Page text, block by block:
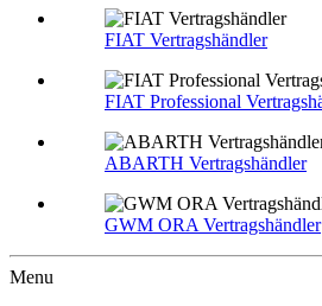
FIAT Vertragshändler
FIAT Professional
ABARTH Vertragshändler
GWM ORA Vertragshändler
Menu